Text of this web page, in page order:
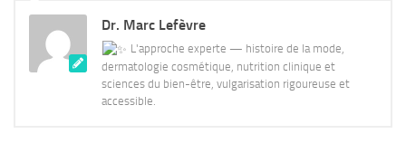
Dr. Marc Lefèvre
L'approche experte — histoire de la mode,
dermatologie cosmétique, nutrition clinique et
sciences du bien-être, vulgarisation rigoureuse et
accessible.